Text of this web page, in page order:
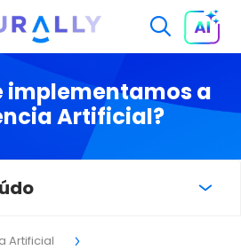
implementamos a
Artificial?
Artificial